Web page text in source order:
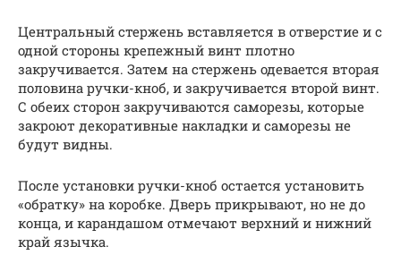
Центральный стержень вставляется в отверстие и с
одной стороны крепежный винт плотно
закручивается. Затем на стержень одевается вторая
половина ручки-кноб, и закручивается второй винт.
С обеих сторон закручиваются саморезы, которые
закроют декоративные накладки и саморезы не
будут видны.
После установки ручки-кноб остается установить
«обратку» на коробке. Дверь прикрывают, но не до
конца, и карандашом отмечают верхний и нижний
край язычка.